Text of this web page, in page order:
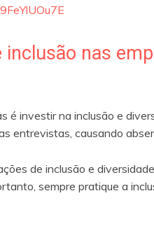
inclusão nas
é investir na inclusão e
entrevistas, causando
de inclusão e
sempre pratique a